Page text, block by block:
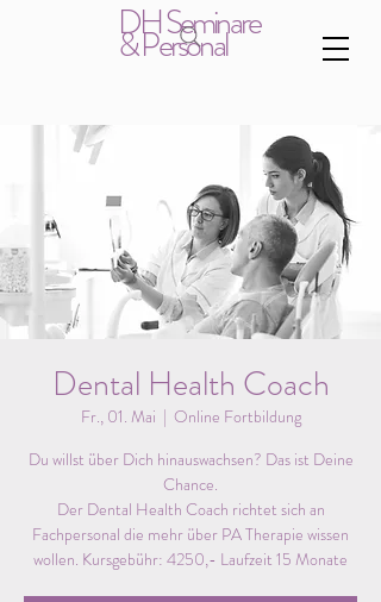
DH Seminare
& Personal
Dental Health Coach
Fr., 01. Mai
  |
Online Fortbildung
Du willst über Dich hinauswachsen? Das ist Deine
Chance.
Der Dental Health Coach richtet sich an
Fachpersonal die mehr über PA Therapie wissen
wollen. Kursgebühr: 4250,- Laufzeit 15 Monate